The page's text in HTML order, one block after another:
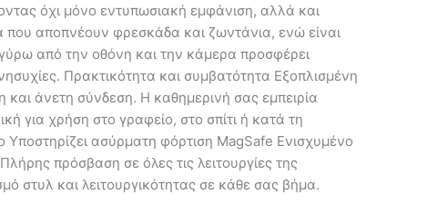
όχι μόνο εντυπωσιακή εμφάνιση, αλλά και
που αποπνέουν φρεσκάδα και ζωντάνια, ενώ είναι
από την οθόνη και την κάμερα προσφέρει
Πρακτικότητα και συμβατότητα Εξοπλισμένη
άνετη σύνδεση. Η καθημερινή σας εμπειρία
για χρήση στο γραφείο, στο σπίτι ή κατά τη
ασύρματη φόρτιση MagSafe Ενισχυμένο
πρόσβαση σε όλες τις λειτουργίες της
στυλ και λειτουργικότητας σε κάθε σας βήμα.